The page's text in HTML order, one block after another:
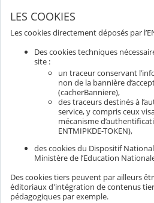
LES COOKIES
Les cookies directement déposés par
Des cookies techniques
site :
un traceur conservant
non de la bannière
(cacherBanniere),
des traceurs destinés à
service, y compris ceux
mécanisme
ENTMIPKDE-TOKEN),
des cookies du Dispositif
Ministère de l’Education
Des cookies tiers peuvent par ailleurs
éditoriaux d'intégration de contenus
pédagogiques par exemple.